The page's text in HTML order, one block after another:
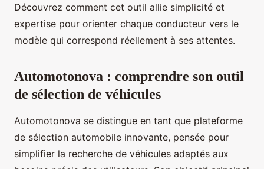
Découvrez comment cet outil allie simplicité et
expertise pour orienter chaque conducteur vers le
modèle qui correspond réellement à ses attentes.
Automotonova : comprendre son outil
de sélection de véhicules
Automotonova se distingue en tant que plateforme
de sélection automobile innovante, pensée pour
simplifier la recherche de véhicules adaptés aux